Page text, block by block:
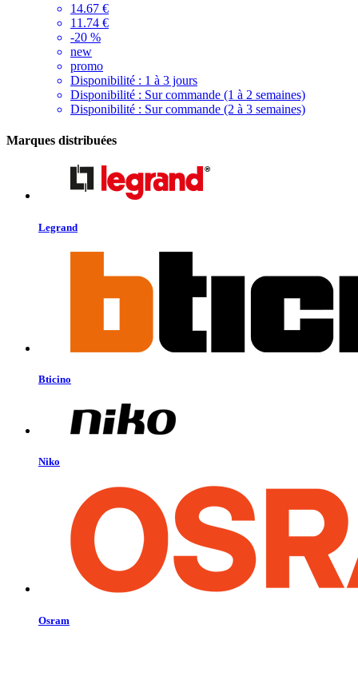
14.67 €
11.74 €
-20 %
new
promo
Disponibilité : 1 à 3 jours
Disponibilité : Sur commande (1 à 2 semaines)
Disponibilité : Sur commande (2 à 3 semaines)
Marques distribuées
Legrand
Bticino
Niko
Osram